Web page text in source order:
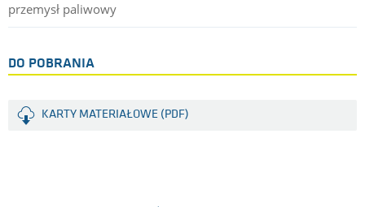
przemysł paliwowy
DO POBRANIA
KARTY MATERIAŁOWE (PDF)